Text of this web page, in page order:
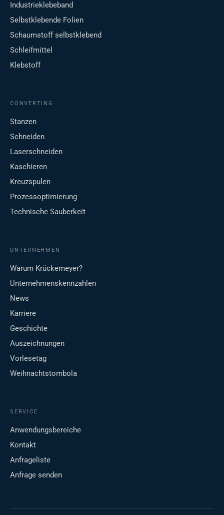
Industrieklebeband
Selbstklebende Folien
Schaumstoff selbstklebend
Schleifmittel
Klebstoff
CONVERTING
Stanzen
Schneiden
Laserschneiden
Kaschieren
Kreuzspulen
Prozessoptimierung
Technische Sauberkeit
UNTERNEHMEN
Warum Krückemeyer?
Unternehmenskennzahlen
News
Karriere
Geschichte
Auszeichnungen
Vorlesetag
Weihnachtstombola
SERVICE
Anwendungsbereiche
Kontakt
Anfrageliste
Anfrage senden